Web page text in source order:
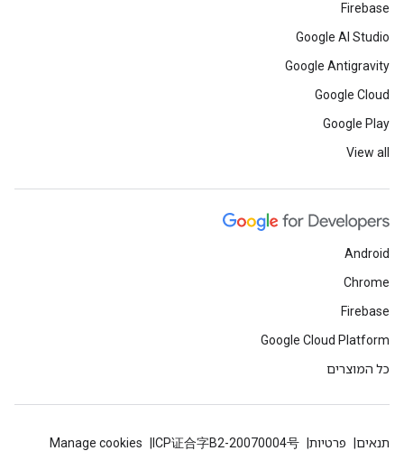
Firebase
Google AI Studio
Google Antigravity
Google Cloud
Google Play
View all
Android
Chrome
Firebase
Google Cloud Platform
כל המוצרים
תנאים פרטיות ICP证合字B2-20070004号
Manage cookies